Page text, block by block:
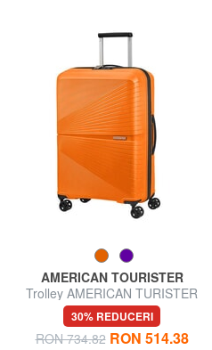
AMERICAN TOURISTER
Trolley AMERICAN TURISTER
AIRCONIC, mărime medie,
ușoară
30% REDUCERI
RON 734.82 RON 514.38